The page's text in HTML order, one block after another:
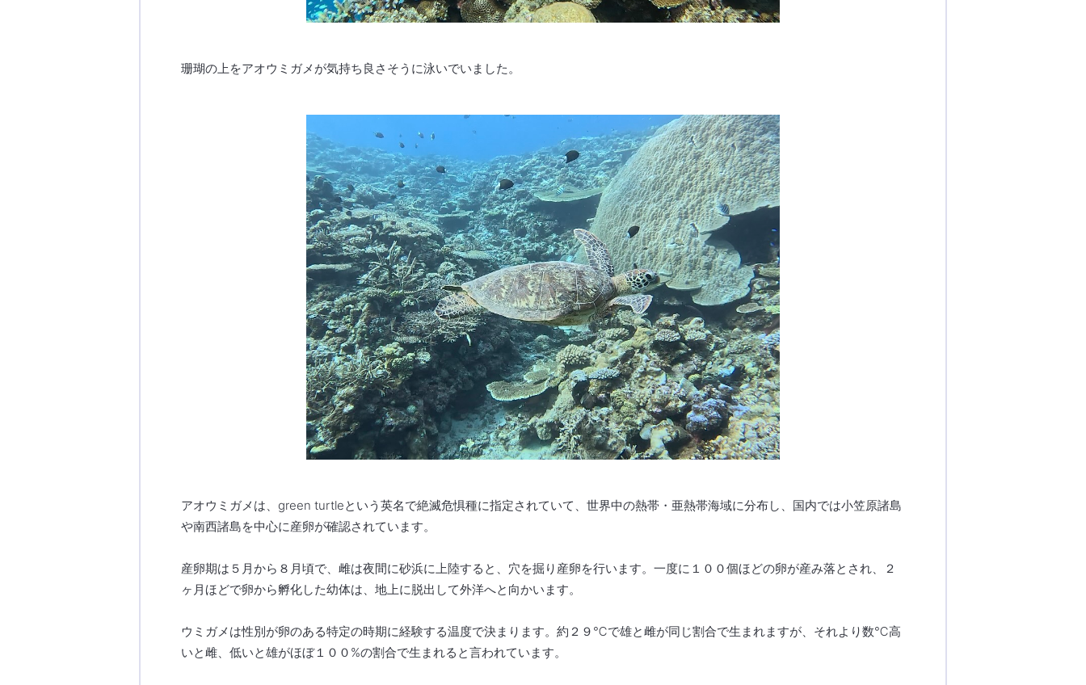
珊瑚の上をアオウミガメが気持ち良さそうに泳いでいました。
アオウミガメは、green turtleという英名で絶滅危惧種に指定されていて、世界中の熱帯・亜熱帯海域に分布し、国内では小笠原諸島
や南西諸島を中心に産卵が確認されています。
産卵期は５月から８月頃で、雌は夜間に砂浜に上陸すると、穴を掘り産卵を行います。一度に１００個ほどの卵が産み落とされ、２
ヶ月ほどで卵から孵化した幼体は、地上に脱出して外洋へと向かいます。
ウミガメは性別が卵のある特定の時期に経験する温度で決まります。約２９℃で雄と雌が同じ割合で生まれますが、それより数℃高
いと雌、低いと雄がほぼ１００%の割合で生まれると言われています。